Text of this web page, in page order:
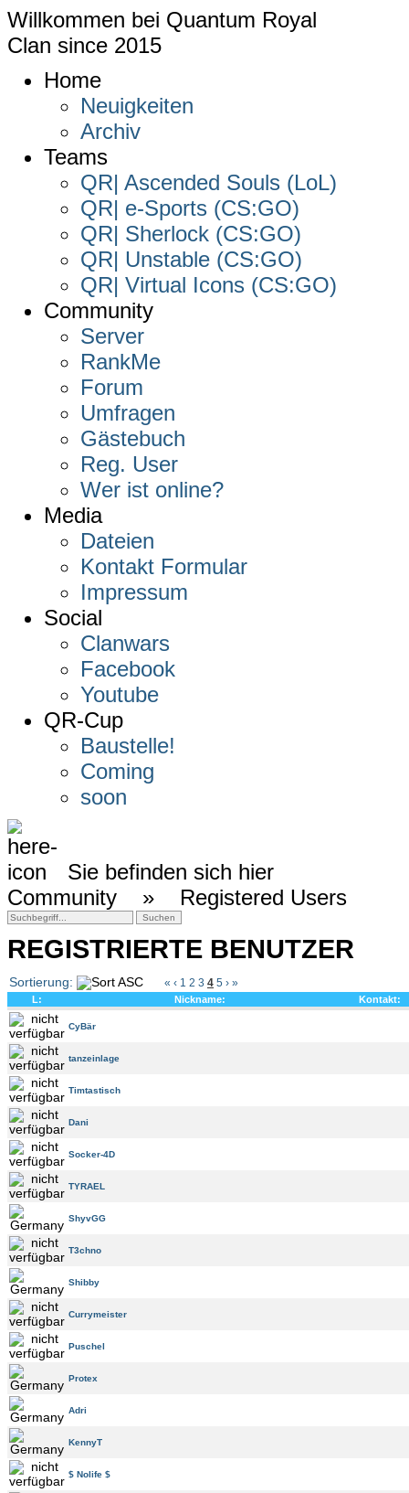
Willkommen bei Quantum Royal
Clan since 2015
Home
Neuigkeiten
Archiv
Teams
QR| Ascended Souls (LoL)
QR| e-Sports (CS:GO)
QR| Sherlock (CS:GO)
QR| Unstable (CS:GO)
QR| Virtual Icons (CS:GO)
Community
Server
RankMe
Forum
Umfragen
Gästebuch
Reg. User
Wer ist online?
Media
Dateien
Kontakt Formular
Impressum
Social
Clanwars
Facebook
Youtube
QR-Cup
Baustelle!
Coming
soon
Sie befinden sich hier
Community » Registered Users
REGISTRIERTE BENUTZER
Sortierung: « ‹ 1 2 3 4 5 › »
L: Nickname: Kontakt:
CyBär
tanzeinlage
Timtastisch
Dani
Socker-4D
TYRAEL
ShyvGG
T3chno
Shibby
Currymeister
Puschel
Protex
Adri
KennyT
$ Nolife $